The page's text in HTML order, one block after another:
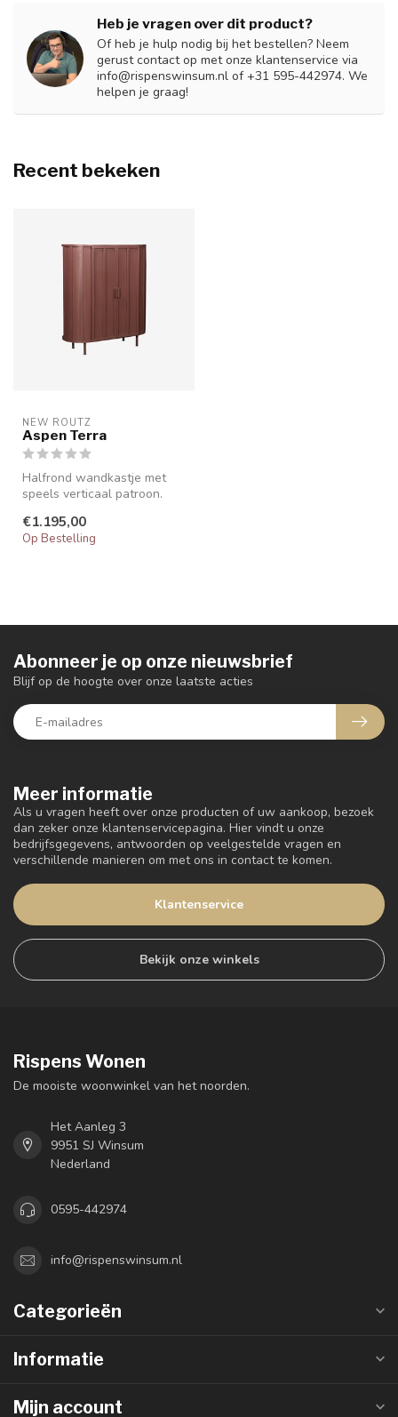
Heb je vragen over dit product?
Of heb je hulp nodig bij het bestellen? Neem
gerust contact op met onze klantenservice via
info@rispenswinsum.nl of +31 595-442974. We
helpen je graag!
Recent bekeken
NEW ROUTZ
Aspen Terra
Halfrond wandkastje met
speels verticaal patroon.
vinta...
€1.195,00
Op Bestelling
Meer informatie
Als u vragen heeft over onze producten of uw aankoop, bezoek
dan zeker onze klantenservicepagina. Hier vindt u onze
bedrijfsgegevens, antwoorden op veelgestelde vragen en
verschillende manieren om met ons in contact te komen.
Klantenservice
Bekijk onze winkels
Abonneer je op onze nieuwsbrief
Blijf op de hoogte over onze laatste acties
Rispens Wonen
De mooiste woonwinkel van het noorden.
Het Aanleg 3
9951 SJ Winsum
Nederland
0595-442974
info@rispenswinsum.nl
Categorieën
Informatie
Mijn account